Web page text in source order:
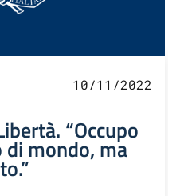
10/11/2022
“Occupo
di mondo, ma